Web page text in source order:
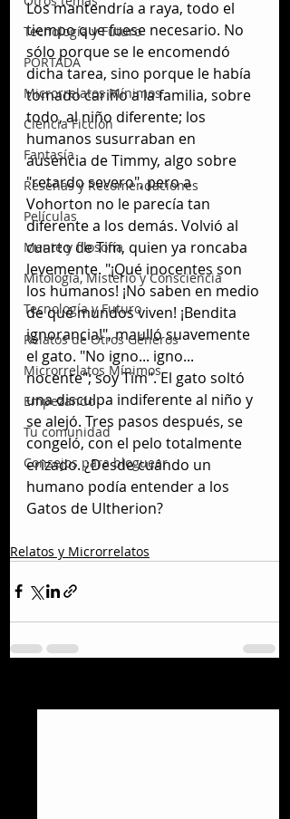
Tecnología y Futuro
PORTADA
Microrrelatos Mínimos
Ciencia Ficción
Fantasía
Reseñas y Recomendaciones
Películas
Mente y filosofía
Mitología, Misterio y Consciencia
Tecnología y Futuro
Relatos de Otros Géneros
Microrrelatos Mínimos
Empezando
Tu comunidad
Consejos para bloguear
Los mantendría a raya, todo el
tiempo que fuese necesario. No
sólo porque se le encomendó
dicha tarea, sino porque le había
tomado cariño a la familia, sobre
todo, al niño diferente; los
humanos susurraban en
ausencia de Timmy, algo sobre
"retardo severo", pero a
Vohorton no le parecía tan
diferente a los demás. Volvió al
cuarto de Tim, quien ya roncaba
levemente. "¡Qué inocentes son
los humanos! ¡No saben en medio
de qué mundos viven! ¡Bendita
ignorancia!", maulló suavemente
el gato. "No igno... igno...
nocente"; soy Tim". El gato soltó
una disculpa indiferente al niño y
se alejó. Tres pasos después, se
congeló, con el pelo totalmente
erizado. ¿Desde cuándo un
humano podía entender a los
Gatos de Ultherion?
Relatos y Microrrelatos